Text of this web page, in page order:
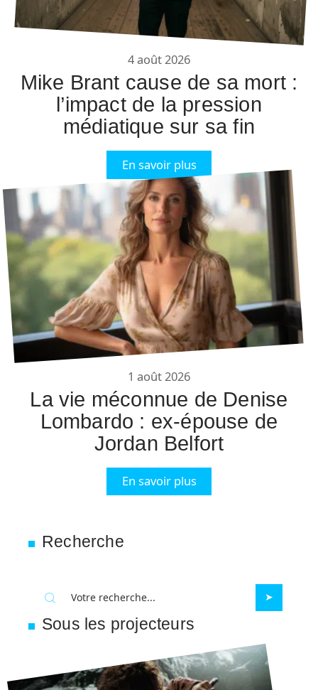
4 août 2026
Mike Brant cause de sa mort :
l’impact de la pression
médiatique sur sa fin
En savoir plus
1 août 2026
La vie méconnue de Denise
Lombardo : ex-épouse de
Jordan Belfort
En savoir plus
Recherche
Sous les projecteurs